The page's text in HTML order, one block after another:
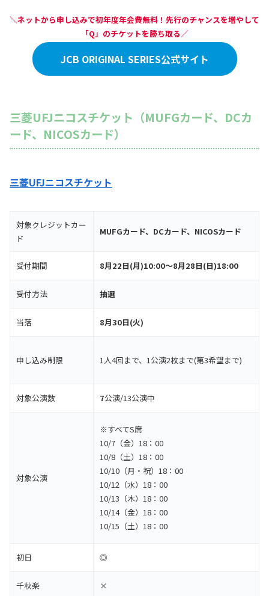
＼ネットから申し込みで初年度年会費無料！先行のチャンスを増やして
「Q」のチケットを勝ち取る／
JCB ORIGINAL SERIES公式サイト
三菱UFJニコスチケット（MUFGカード、DCカ
ード、NICOSカード）
三菱UFJニコスチケット
対象クレジットカー
ド
MUFGカード、DCカード、NICOSカード
受付期間 8月22日(月)10:00～8月28日(日)18:00
受付方法 抽選
当落 8月30日(火)
申し込み制限 1人4回まで、1公演2枚まで(第3希望まで)
対象公演数 7公演/13公演中
対象公演
※すべてS席
10/7（金）18：00
10/8（土）18：00
10/10（月・祝）18：00
10/12（水）18：00
10/13（木）18：00
10/14（金）18：00
10/15（土）18：00
初日 ◎
千秋楽 ×